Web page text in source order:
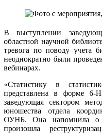
В выступлении
областной научной
тревога по поводу учета
неоднократно были
вебинарах.
«Статистику в
представлена в форме
заведующая сектором
юношества отдела
ОУНБ. Она напомнила о
произошла